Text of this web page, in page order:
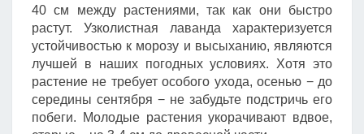
40 см между растениями, так как они быстро
растут. Узколистная лаванда характеризуется
устойчивостью к морозу и высыханию, являются
лучшей в наших погодных условиях. Хотя это
растение не требует особого ухода, осенью − до
середины сентября − не забудьте подстричь его
побеги. Молодые растения укорачивают вдвое,